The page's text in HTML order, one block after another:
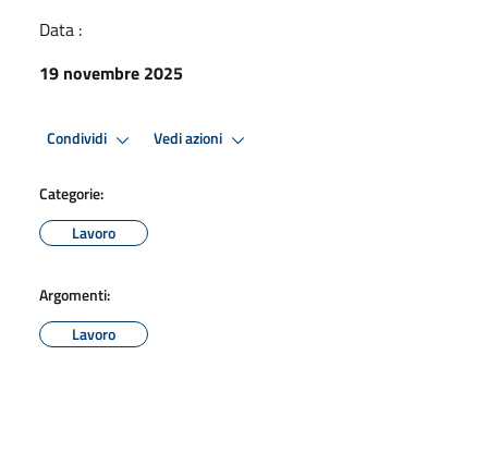
Data :
19 novembre 2025
Condividi Vedi azioni
Categorie:
Lavoro
Argomenti:
Lavoro